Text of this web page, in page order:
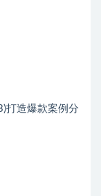
打造爆款案例分